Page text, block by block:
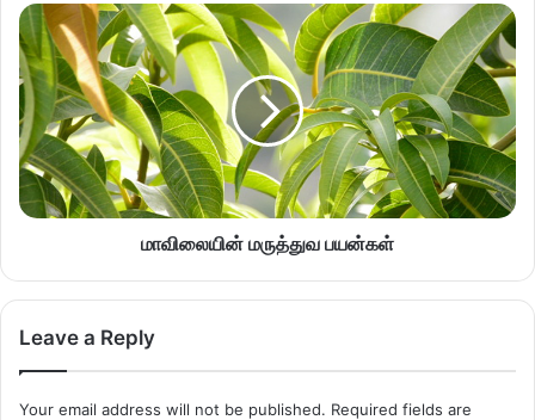
மாவிலையின் மருத்துவ பயன்கள்
Leave a Reply
Your email address will not be published. Required fields are